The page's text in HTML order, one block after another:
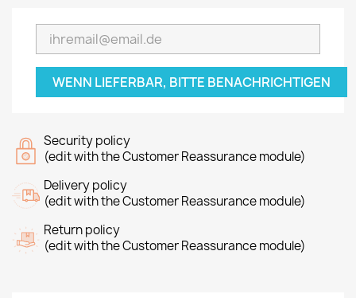
WENN LIEFERBAR, BITTE BENACHRICHTIGEN
Security policy
(edit with the Customer Reassurance module)
Delivery policy
(edit with the Customer Reassurance module)
Return policy
(edit with the Customer Reassurance module)